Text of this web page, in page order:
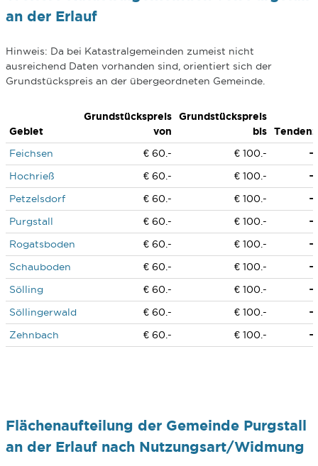
an der Erlauf
Hinweis: Da bei Katastralgemeinden zumeist nicht
ausreichend Daten vorhanden sind, orientiert sich der
Grundstückspreis an der übergeordneten Gemeinde.
Gebiet
Grundstückspreis
von
Grundstückspreis
bis
Tendenz
Feichsen
€ 60.-
€ 100.-
Hochrieß
€ 60.-
€ 100.-
Petzelsdorf
€ 60.-
€ 100.-
Purgstall
€ 60.-
€ 100.-
Rogatsboden
€ 60.-
€ 100.-
Schauboden
€ 60.-
€ 100.-
Sölling
€ 60.-
€ 100.-
Söllingerwald
€ 60.-
€ 100.-
Zehnbach
€ 60.- € 100.-
Flächenaufteilung der Gemeinde Purgstall
an der Erlauf nach Nutzungsart/Widmung